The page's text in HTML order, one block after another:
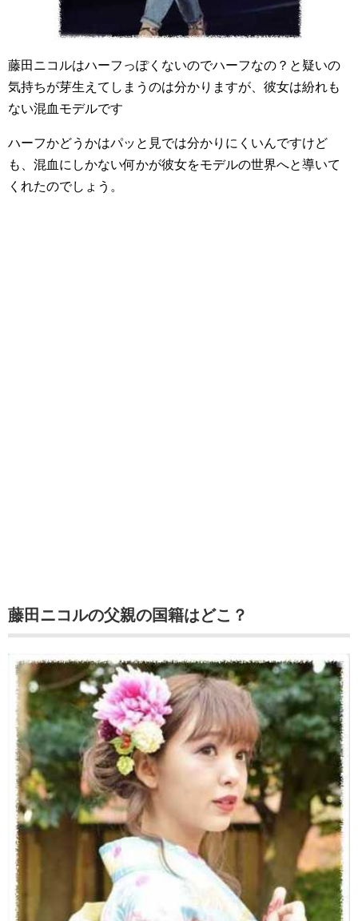
藤田ニコルはハーフっぽくないのでハーフなの？と疑いの
気持ちが芽生えてしまうのは分かりますが、彼女は紛れも
ない混血モデルです
ハーフかどうかはパッと見では分かりにくいんですけど
も、混血にしかない何かが彼女をモデルの世界へと導いて
くれたのでしょう。
藤田ニコルの父親の国籍はどこ？